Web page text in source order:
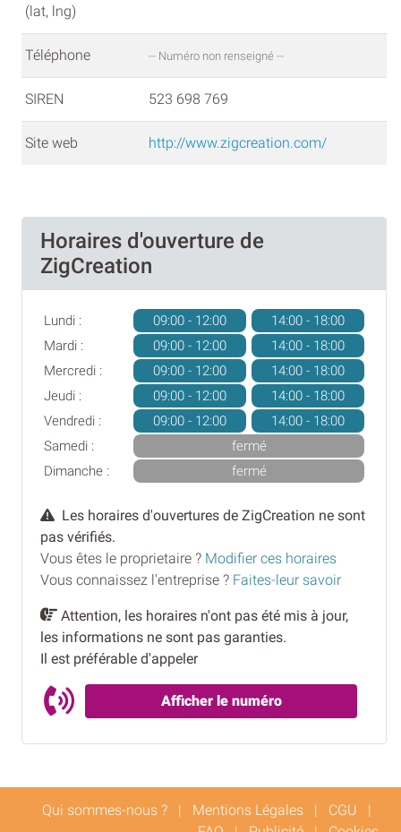
(lat, lng)
Téléphone -- Numéro non renseigné --
SIREN 523 698 769
Site web http://www.zigcreation.com/
Horaires d'ouverture de
ZigCreation
Lundi : 09:00 - 12:00
14:00 - 18:00
Mardi :
09:00 - 12:00
14:00 - 18:00
Mercredi :
09:00 - 12:00
14:00 - 18:00
Jeudi :
09:00 - 12:00
14:00 - 18:00
Vendredi :
09:00 - 12:00
14:00 - 18:00
Samedi :
fermé
Dimanche :
fermé
Les horaires d'ouvertures de ZigCreation ne sont
pas vérifiés.
Vous êtes le proprietaire ? Modifier ces horaires
Vous connaissez l'entreprise ? Faites-leur savoir
Attention, les horaires n'ont pas été mis à jour,
les informations ne sont pas garanties.
Il est préférable d'appeler
Afficher le numéro
Qui sommes-nous ? | Mentions Légales | CGU |